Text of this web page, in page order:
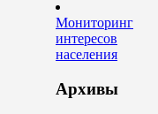
Мониторинг
интересов
населения
Архивы